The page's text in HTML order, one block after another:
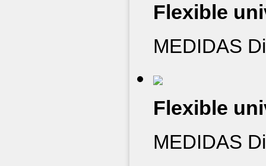
Flexible
MEDIDAS
Flexible
MEDIDAS